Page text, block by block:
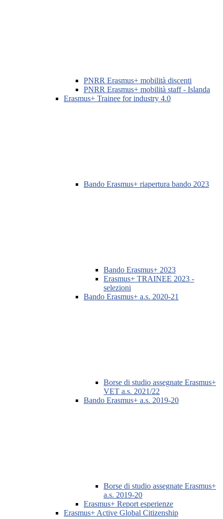
PNRR Erasmus+ mobilità discenti
PNRR Erasmus+ mobilità staff - Islanda
Erasmus+ Trainee for industry 4.0
Bando Erasmus+ riapertura bando 2023
Bando Erasmus+ 2023
Erasmus+ TRAINEE 2023 -
selezioni
Bando Erasmus+ a.s. 2020-21
Borse di studio assegnate Erasmus+
VET a.s. 2021/22
Bando Erasmus+ a.s. 2019-20
Borse di studio assegnate Erasmus+
a.s. 2019-20
Erasmus+ Report esperienze
Erasmus+ Active Global Citizenship